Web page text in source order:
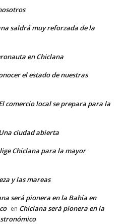
saldrá muy reforzada de la
en Chiclana
el estado de nuestras
comercio local se prepara para la
ciudad abierta
Chiclana para la mayor
y las mareas
será pionera en la Bahía en
en Chiclana será pionera en la